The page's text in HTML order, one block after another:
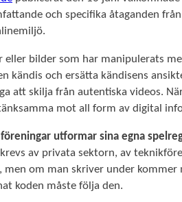
och specifika åtaganden
eller bilder som har manipulerats
kändis och ersätta kändisens
att skilja från autentiska videos.
mot all form av digital
utformar sina egna
av privata sektorn, av
men om man skriver under
koden måste följa den.